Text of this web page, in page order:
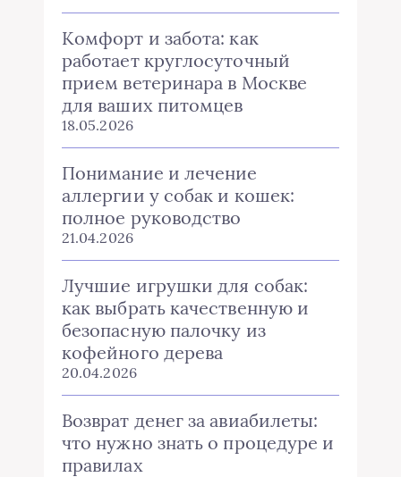
Комфорт и забота: как
работает круглосуточный
прием ветеринара в Москве
для ваших питомцев
18.05.2026
Понимание и лечение
аллергии у собак и кошек:
полное руководство
21.04.2026
Лучшие игрушки для собак:
как выбрать качественную и
безопасную палочку из
кофейного дерева
20.04.2026
Возврат денег за авиабилеты:
что нужно знать о процедуре и
правилах